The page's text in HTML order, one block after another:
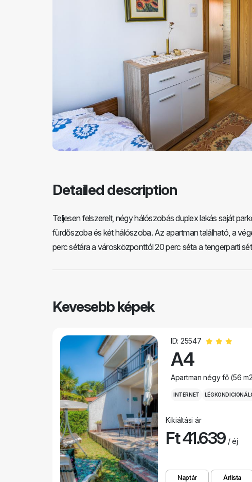
Detailed description
Teljesen felszerelt, négy hálószobás duplex lakás saját
fürdőszoba és két hálószoba. Az apartman található, a
perc sétára a városközponttól 20 perc séta a tengerparti
Kevesebb képek
ID: 25547
A4
Apartman négy fő (56
INTERNET
Kikiáltási ár
Ft 41.639 / éj
Naptár Árlista